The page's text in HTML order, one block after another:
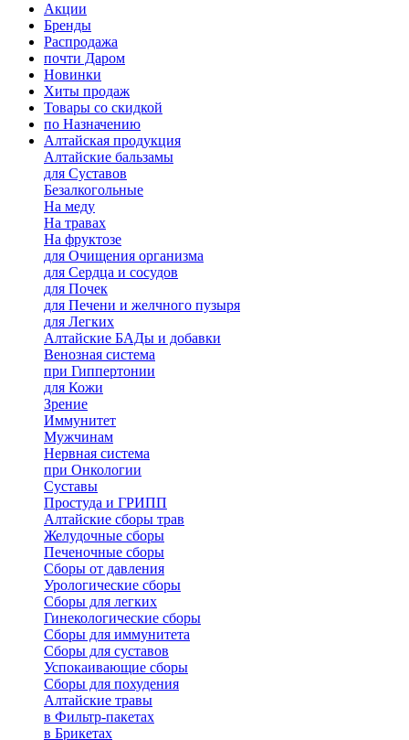
Акции
Бренды
Распродажа
почти Даром
Новинки
Хиты продаж
Товары со скидкой
по Назначению
Алтайская продукция
Алтайские бальзамы
для Суставов
Безалкогольные
На меду
На травах
На фруктозе
для Очищения организма
для Сердца и сосудов
для Почек
для Печени и желчного пузыря
для Легких
Алтайские БАДы и добавки
Венозная система
при Гиппертонии
для Кожи
Зрение
Иммунитет
Мужчинам
Нервная система
при Онкологии
Суставы
Простуда и ГРИПП
Алтайские сборы трав
Желудочные сборы
Печеночные сборы
Сборы от давления
Урологические сборы
Сборы для легких
Гинекологические сборы
Сборы для иммунитета
Сборы для суставов
Успокаивающие сборы
Сборы для похудения
Алтайские травы
в Фильтр-пакетах
в Брикетах